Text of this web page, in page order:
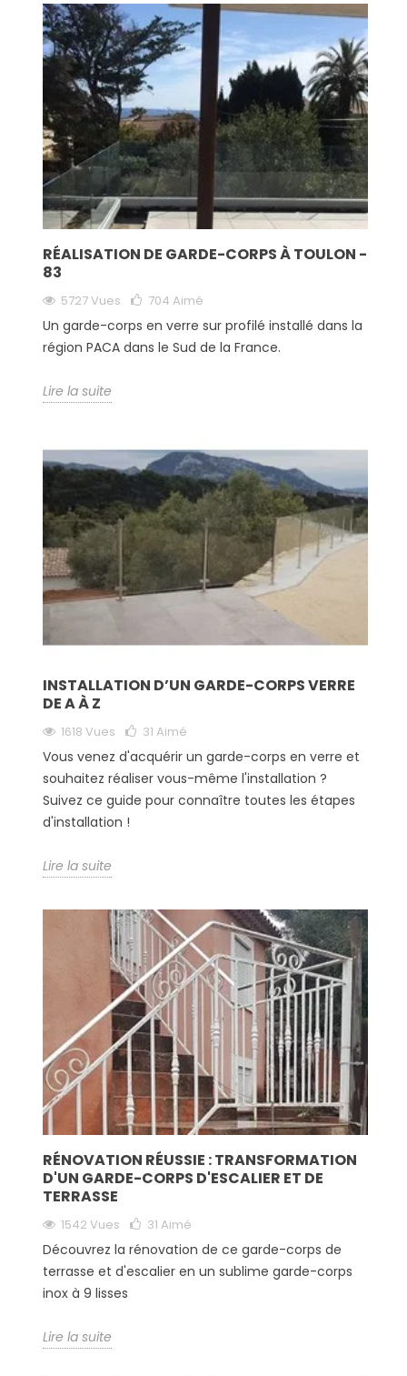
RÉALISATION DE GARDE-CORPS À TOULON -
83
5727 Vues 704 Aimé
Un garde-corps en verre sur profilé installé dans la
région PACA dans le Sud de la France.
Lire la suite
INSTALLATION D’UN GARDE-CORPS VERRE
DE A À Z
1618 Vues 31 Aimé
Vous venez d'acquérir un garde-corps en verre et
souhaitez réaliser vous-même l'installation ?
Suivez ce guide pour connaître toutes les étapes
d'installation !
Lire la suite
RÉNOVATION RÉUSSIE : TRANSFORMATION
D'UN GARDE-CORPS D'ESCALIER ET DE
TERRASSE
1542 Vues 31 Aimé
Découvrez la rénovation de ce garde-corps de
terrasse et d'escalier en un sublime garde-corps
inox à 9 lisses
Lire la suite